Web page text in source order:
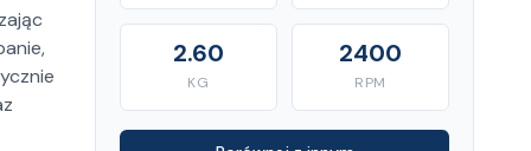
2.60
KG
2400
RPM